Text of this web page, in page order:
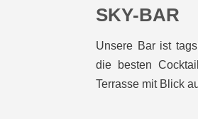
SKY-BAR
Unsere Bar ist
die besten
Terrasse mit Blick